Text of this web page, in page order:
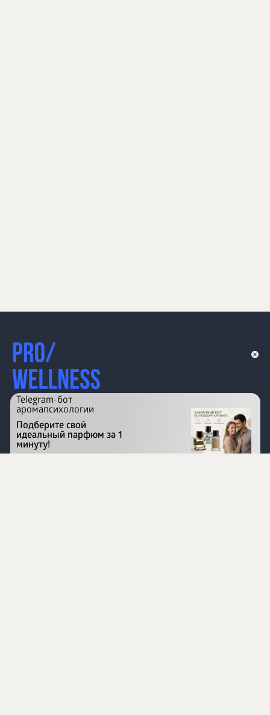
Перейти на сайт
Telegram-бот
аромапсихологии
Подберите свой
идеальный парфюм за 1
минуту!